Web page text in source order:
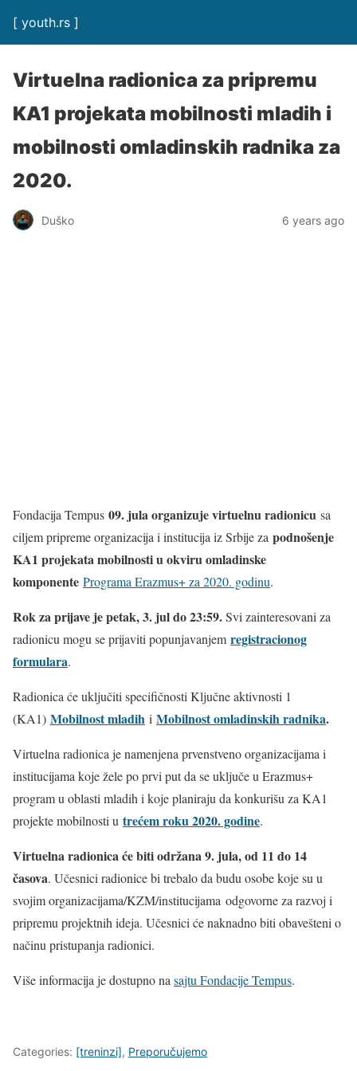
[ youth.rs ]
Virtuelna radionica za pripremu
KA1 projekata mobilnosti mladih i
mobilnosti omladinskih radnika za
2020.
Duško 6 years ago
Fondacija Tempus 09. jula organizuje virtuelnu radionicu sa
ciljem pripreme organizacija i institucija iz Srbije za podnošenje
KA1 projekata mobilnosti u okviru omladinske
komponente Programa Erazmus+ za 2020. godinu.
Rok za prijave je petak, 3. jul do 23:59.Svi zainteresovani za
radionicu mogu se prijaviti popunjavanjem registracionog
formulara.
Radionica će uključiti specifičnosti Ključne aktivnosti 1
(KA1) Mobilnost mladih i Mobilnost omladinskih radnika.
Virtuelna radionica je namenjena prvenstveno organizacijama i
institucijama koje žele po prvi put da se uključe u Erazmus+
program u oblasti mladih i koje planiraju da konkurišu za KA1
projekte mobilnosti u trećem roku 2020. godine.
Virtuelna radionica će biti održana 9. jula, od 11 do 14
časova. Učesnici radionice bi trebalo da budu osobe koje su u
svojim organizacijama/KZM/institucijama odgovorne za razvoj i
pripremu projektnih ideja. Učesnici će naknadno biti obavešteni o
načinu pristupanja radionici.
Više informacija je dostupno na sajtu Fondacije Tempus.
Categories: [treninzi], Preporučujemo